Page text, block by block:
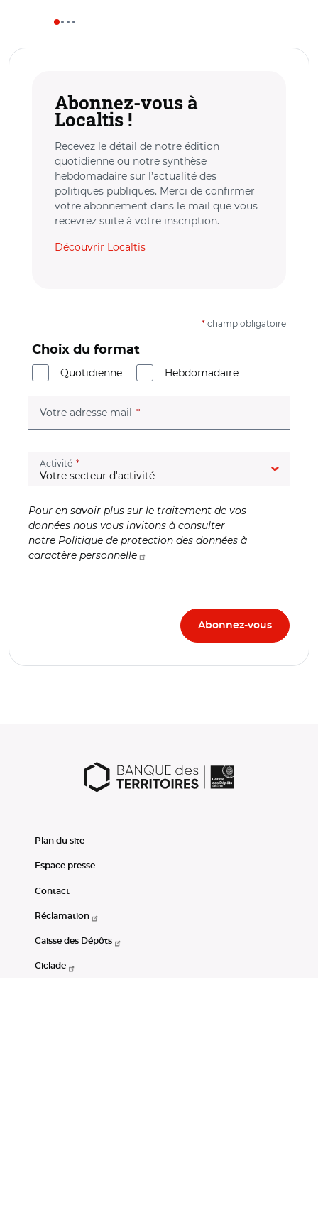
Abonnez-vous à
Localtis !
Recevez le détail de notre édition
quotidienne ou notre synthèse
hebdomadaire sur l’actualité des
politiques publiques. Merci de confirmer
votre abonnement dans le mail que vous
recevrez suite à votre inscription.
Découvrir Localtis
* champ obligatoire
Choix du format
Quotidienne
Hebdomadaire
Votre adresse mail (champ obligatoire)
Activité (champ obligatoire)
Pour en savoir plus sur le traitement de vos
données nous vous invitons à consulter
notre Politique de protection des données à
caractère personnelle
Plan du site
Espace presse
Contact
Réclamation
Caisse des Dépôts
Ciclade